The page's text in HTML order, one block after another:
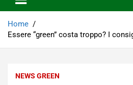
Home
Essere “green” costa troppo? I
NEWS GREEN